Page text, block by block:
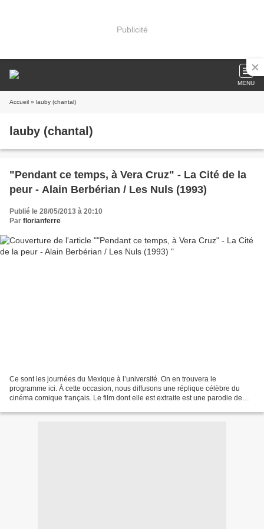
Publicité
MENU
Accueil » lauby (chantal)
lauby (chantal)
"Pendant ce temps, à Vera Cruz" - La Cité de la
peur - Alain Berbérian / Les Nuls (1993)
Publié le 28/05/2013 à 20:10
Par florianferre
Ce sont les journées du Mexique à l’université. On en trouvera le
programme ici. À cette occasion, nous diffusons une réplique célèbre du
cinéma comique français. Le film dont elle est extraite est une parodie de